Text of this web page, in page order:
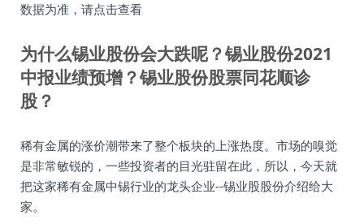
数据为准，请点击查看
为什么锡业股份会大跌呢？锡业股份2021
中报业绩预增？锡业股份股票同花顺诊
股？
稀有金属的涨价潮带来了整个板块的上涨热度。市场的嗅觉
是非常敏锐的，一些投资者的目光驻留在此，所以，今天就
把这家稀有金属中锡行业的龙头企业--锡业股股份介绍给大
家。